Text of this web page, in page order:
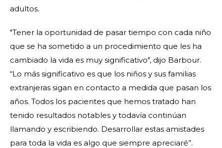
adultos.
"Tener la oportunidad de pasar tiempo con cada niño
que se ha sometido a un procedimiento que les ha
cambiado la vida es muy significativo", dijo Barbour.
“Lo más significativo es que los niños y sus familias
extranjeras sigan en contacto a medida que pasan los
años. Todos los pacientes que hemos tratado han
tenido resultados notables y todavía continúan
llamando y escribiendo. Desarrollar estas amistades
para toda la vida es algo que siempre apreciaré”.